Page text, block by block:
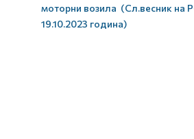
Е-Весник
моторни возила (Сл.весник на
19.10.2023 година)